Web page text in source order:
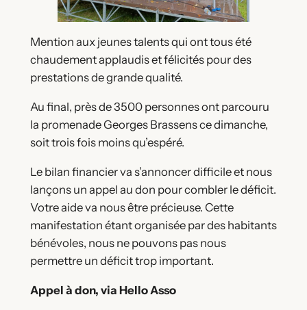
Mention aux jeunes talents qui ont tous été
chaudement applaudis et félicités pour des
prestations de grande qualité.
Au final, près de 3500 personnes ont parcouru
la promenade Georges Brassens ce dimanche,
soit trois fois moins qu’espéré.
Le bilan financier va s’annoncer difficile et nous
lançons un appel au don pour combler le déficit.
Votre aide va nous être précieuse. Cette
manifestation étant organisée par des habitants
bénévoles, nous ne pouvons pas nous
permettre un déficit trop important.
Appel à don, via Hello Asso